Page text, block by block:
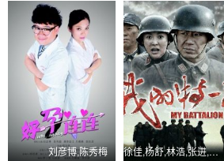
刘彦博,陈秀梅 徐佳,杨舒,林浩,张进,吴京安